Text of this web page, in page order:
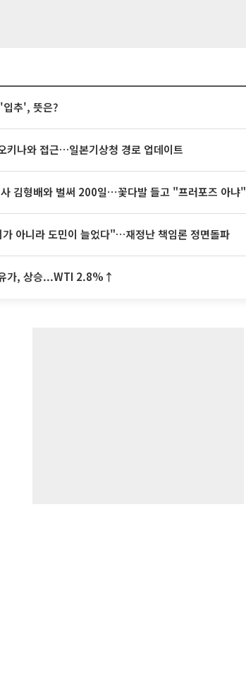
입추', 뜻은?
키나와 접근…일본기상청 경로 업데이트
김형배와 벌써 200일⋯꽃다발 들고 "프러포즈 아냐"
아니라 도민이 늘었다"…재정난 책임론 정면돌파
가, 상승...WTI 2.8%↑